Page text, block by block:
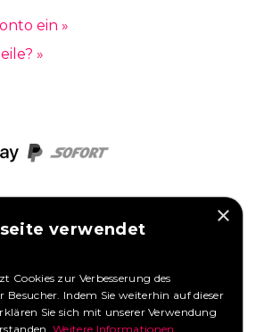
ein »
»
FACEBOOK
×
verwendet
Cookies zur Verbesserung des
Besucher. Indem Sie weiterhin auf dieser
Sie sich mit unserer Verwendung
Weitere Informationen